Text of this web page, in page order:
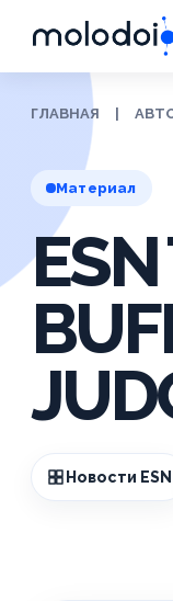
ГЛАВНАЯ
Материал
ESN
Новости ESN